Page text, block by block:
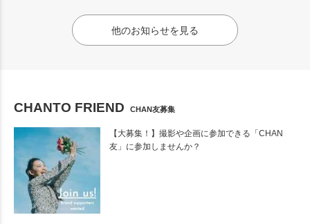
他のお知らせを見る
CHANTO FRIEND CHAN友募集
【大募集！】撮影や企画に参加できる「CHAN
友」に参加しませんか？